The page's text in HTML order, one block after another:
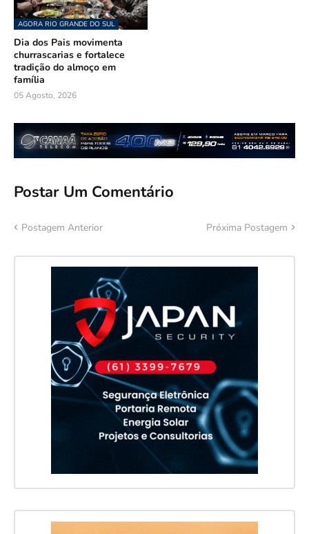
AGORA RIO GRANDE DO SUL
Dia dos Pais movimenta
churrascarias e fortalece
tradição do almoço em
família
05 Agosto, 2026
Postar Um Comentário
Postagem Anterior Próxima Postagem